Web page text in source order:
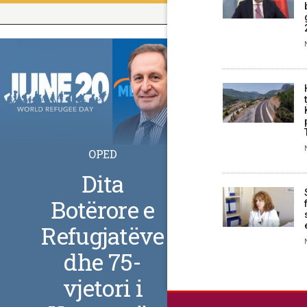
OPED
Dita
Botërore e
Refugjatëve
dhe 75-
vjetori i